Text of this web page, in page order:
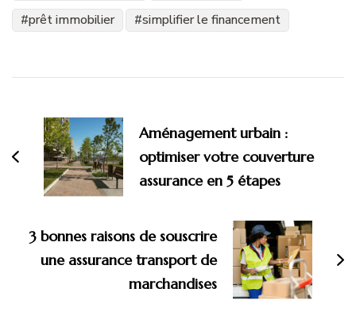
prêt immobilier
simplifier le financement
d'article
Aménagement urbain :
optimiser votre couverture
assurance en 5 étapes
3 bonnes raisons de souscrire
une assurance transport de
marchandises